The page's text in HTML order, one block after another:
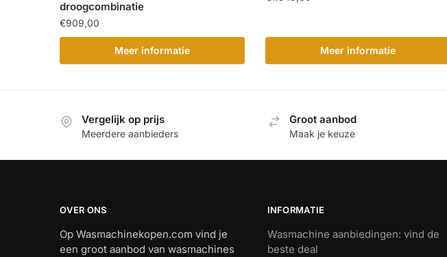
droogcombinatie
€909,00
Meer informatie Meer informatie
Vergelijk op prijs
Meerdere aanbieders
Groot aanbod
Maak je keuze
OVER ONS
Op Wasmachinekopen.com vind je
een groot aanbod van wasmachines
INFORMATIE
Wasmachine aanbiedingen: vind de
beste deal